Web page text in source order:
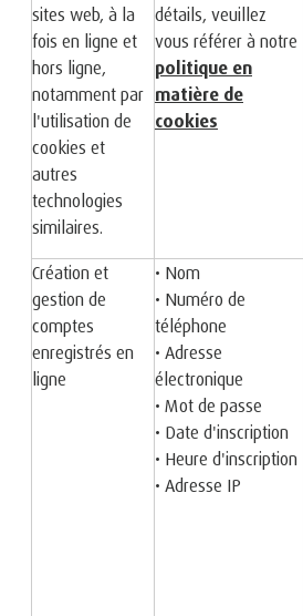
sites web, à la
fois en ligne et
hors ligne,
notamment par
l'utilisation de
cookies et
autres
technologies
similaires.
détails, veuillez
vous référer à notre
politique en
matière de
cookies
Création et
gestion de
comptes
enregistrés en
ligne
• Nom
• Numéro de
téléphone
• Adresse
électronique
• Mot de passe
• Date d'inscription
• Heure d'inscription
• Adresse IP